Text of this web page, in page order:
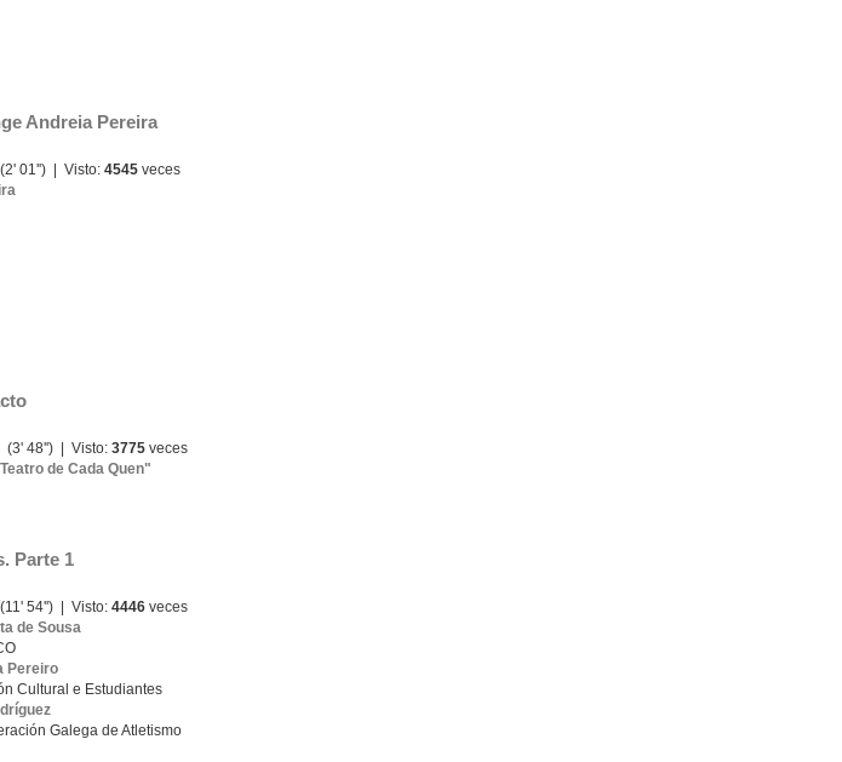
Andreia Pereira
(2' 01'') | Visto:4545 veces
(3' 48'') | Visto:3775 veces
de Cada Quen"
Parte 1
(11' 54'') | Visto:4446 veces
de Sousa
Pereiro
Cultural e Estudiantes
Galega de Atletismo